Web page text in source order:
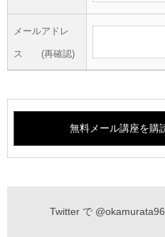
メールアドレ
ス (再確認)
Twitter で @okamurata96